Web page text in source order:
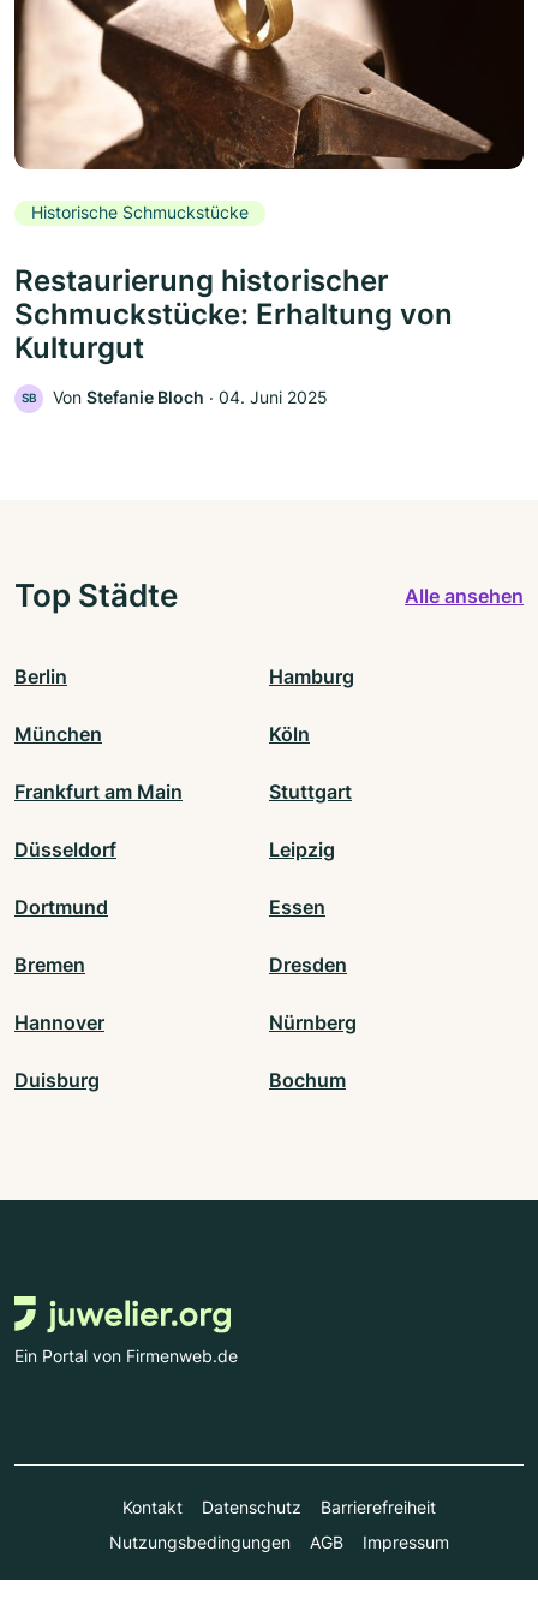
Historische Schmuckstücke
Restaurierung historischer
Schmuckstücke: Erhaltung von
Kulturgut
SB Von Stefanie Bloch ‧ 04. Juni 2025
Top Städte Alle ansehen
Berlin Hamburg
München Köln
Frankfurt am Main Stuttgart
Düsseldorf Leipzig
Dortmund Essen
Bremen Dresden
Hannover Nürnberg
Duisburg Bochum
Ein Portal von Firmenweb.de
Kontakt Datenschutz
Barrierefreiheit
Nutzungsbedingungen
AGB Impressum